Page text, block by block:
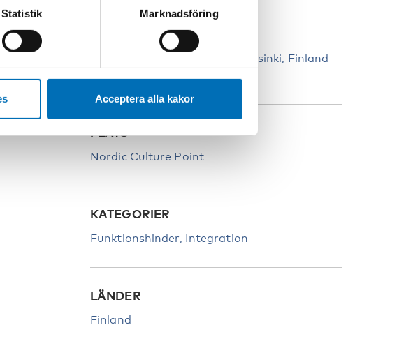
av cookies kan du alltid radera dem
Statistik Marknadsföring
Acceptera alla kakor
Kaisaniemenkatu 9, 00170 Helsinki, Finland
PLATS
Nordic Culture Point
KATEGORIER
Funktionshinder Integration
LÄNDER
Finland